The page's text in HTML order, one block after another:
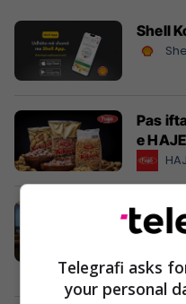
Shell
Pas
e
Telegrafi asks
your personal